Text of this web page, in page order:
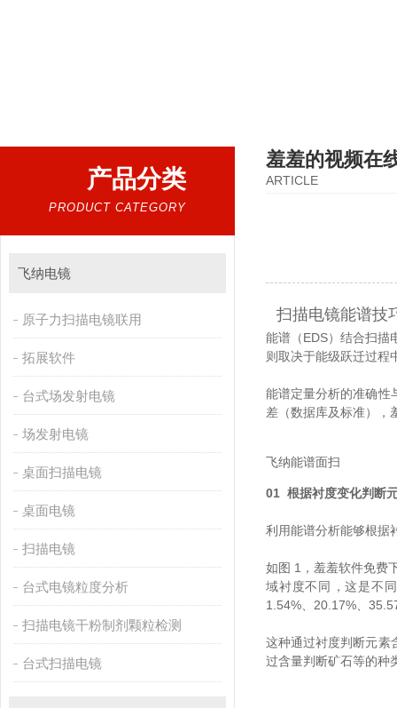
产品分类
PRODUCT CATEGORY
飞纳电镜
原子力扫描电镜联用
拓展软件
台式场发射电镜
场发射电镜
桌面扫描电镜
桌面电镜
扫描电镜
台式电镜粒度分析
扫描电镜干粉制剂颗粒检测
台式扫描电镜
羞羞的视频在
ARTICLE
扫描电镜能谱技
能谱（EDS）结合扫描电
则取决于能级跃迁过程
能谱定量分析的准确性与
差（数据库及标准）
飞纳能谱面扫
01 根据衬度变化判断
利用能谱分析能够根据
如图 1，羞羞软件免费
域衬度不同，这是不
1.54%、20.17%、
这种通过衬度判断元素
过含量判断矿石等的种